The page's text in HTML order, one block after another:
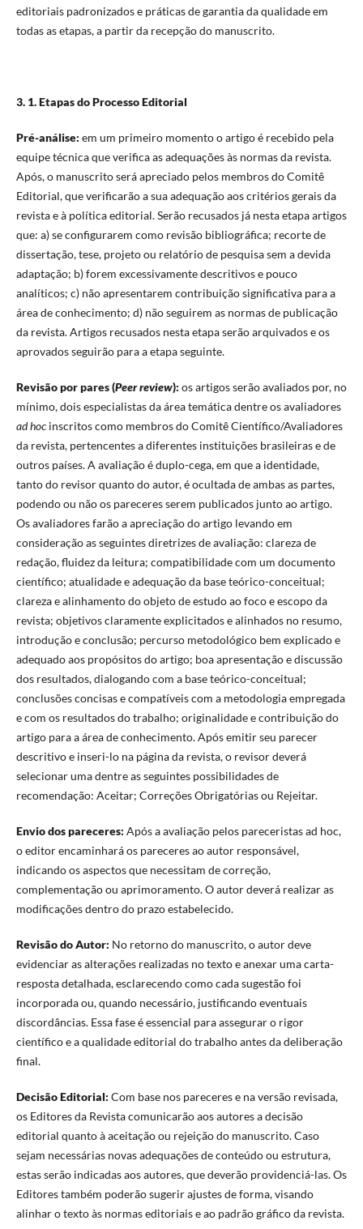
editoriais padronizados e práticas de garantia da qualidade em
todas as etapas, a partir da recepção do manuscrito.
3. 1. Etapas do Processo Editorial
Pré-análise: em um primeiro momento o artigo é recebido pela
equipe técnica que verifica as adequações às normas da revista.
Após, o manuscrito será apreciado pelos membros do Comitê
Editorial, que verificarão a sua adequação aos critérios gerais da
revista e à política editorial. Serão recusados já nesta etapa artigos
que: a) se configurarem como revisão bibliográfica; recorte de
dissertação, tese, projeto ou relatório de pesquisa sem a devida
adaptação; b) forem excessivamente descritivos e pouco
analíticos; c) não apresentarem contribuição significativa para a
área de conhecimento; d) não seguirem as normas de publicação
da revista. Artigos recusados nesta etapa serão arquivados e os
aprovados seguirão para a etapa seguinte.
Revisão por pares (Peer review): os artigos serão avaliados por, no
mínimo, dois especialistas da área temática dentre os avaliadores
ad hoc inscritos como membros do Comitê Científico/Avaliadores
da revista, pertencentes a diferentes instituições brasileiras e de
outros países. A avaliação é duplo-cega, em que a identidade,
tanto do revisor quanto do autor, éocultada de ambas as partes,
podendo ou não os pareceres serem publicados junto ao artigo.
Os avaliadores farão a apreciação do artigo levando em
consideração as seguintes diretrizes de avaliação: clareza de
redação, fluidez da leitura; compatibilidade com um documento
científico; atualidade e adequação da base teórico-conceitual;
clareza e alinhamento do objeto de estudo ao foco e escopo da
revista; objetivos claramente explicitados e alinhados no resumo,
introdução e conclusão; percurso metodológico bem explicado e
adequado aos propósitos do artigo; boa apresentação e discussão
dos resultados, dialogando com a base teórico-conceitual;
conclusões concisas e compatíveis com a metodologia empregada
e com os resultados do trabalho; originalidade e contribuição do
artigo para a área de conhecimento. Após emitir seu parecer
descritivo e inseri-lo na página da revista, o revisor deverá
selecionar uma dentre as seguintes possibilidades de
recomendação: Aceitar; Correções Obrigatórias ou Rejeitar.
Envio dos pareceres: Após a avaliação pelos pareceristas ad hoc,
o editor encaminhará os pareceres ao autor responsável,
indicando os aspectos que necessitam de correção,
complementação ou aprimoramento. O autor deverá realizar as
modificações dentro do prazo estabelecido.
Revisão do Autor: No retorno do manuscrito, o autor deve
evidenciar as alterações realizadas no texto e anexar uma carta-
resposta detalhada, esclarecendo como cada sugestão foi
incorporada ou, quando necessário, justificando eventuais
discordâncias. Essa fase é essencial para assegurar o rigor
científico e a qualidade editorial do trabalho antes da deliberação
final.
Decisão Editorial: Com base nos pareceres e na versão revisada,
os Editores da Revista comunicarão aos autores a decisão
editorial quanto à aceitação ou rejeição do manuscrito. Caso
sejam necessárias novas adequações de conteúdo ou estrutura,
estas serão indicadas aos autores, que deverão providenciá-las. Os
Editores também poderão sugerir ajustes de forma, visando
alinhar o texto às normas editoriais e ao padrão gráfico da revista.